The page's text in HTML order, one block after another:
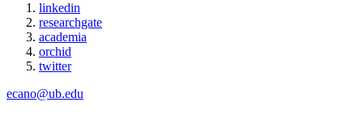
linkedin
researchgate
academia
orchid
twitter
ecano@ub.edu